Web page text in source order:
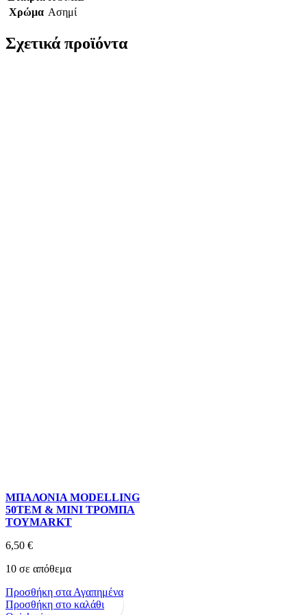
Χρώμα Ασημί
Σχετικά προϊόντα
ΜΠΑΛΟΝΙΑ MODELLING
50ΤΕΜ & ΜΙΝΙ ΤΡΟΜΠΑ
TOYMARKT
6,50 €
10 σε απόθεμα
Προσθήκη στα Αγαπημένα
Προσθήκη στο καλάθι